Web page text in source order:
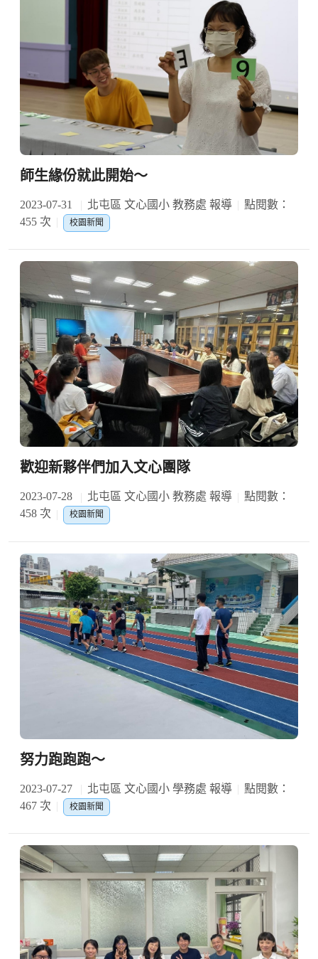
師生緣份就此開始～
2023-07-31 北屯區 文心國小 教務處 報導
點閱數：
455 次
校園新聞
歡迎新夥伴們加入文心團隊
2023-07-28 北屯區 文心國小 教務處 報導
點閱數：
458 次
校園新聞
努力跑跑跑～
2023-07-27 北屯區 文心國小 學務處 報導
點閱數：
467 次
校園新聞